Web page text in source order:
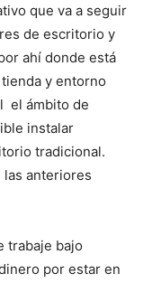
que va a seguir
de escritorio y
ahí donde está
y entorno
el ámbito de
instalar
tradicional.
las anteriores
trabaje bajo
por estar en